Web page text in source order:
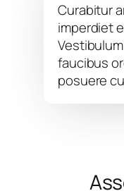
Curabitur
imperdiet
faucibus
posuere